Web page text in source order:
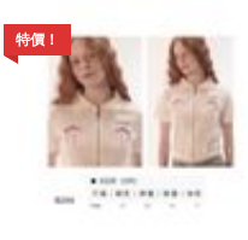
特價！